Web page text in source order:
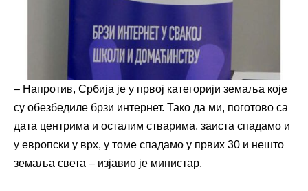
– Напротив, Србија је у првој категорији земаља које
су обезбедиле брзи интернет. Тако да ми, поготово са
дата центрима и осталим стварима, заиста спадамо и
у европски у врх, у томе спадамо у првих 30 и нешто
земаља света – изјавио је министар.